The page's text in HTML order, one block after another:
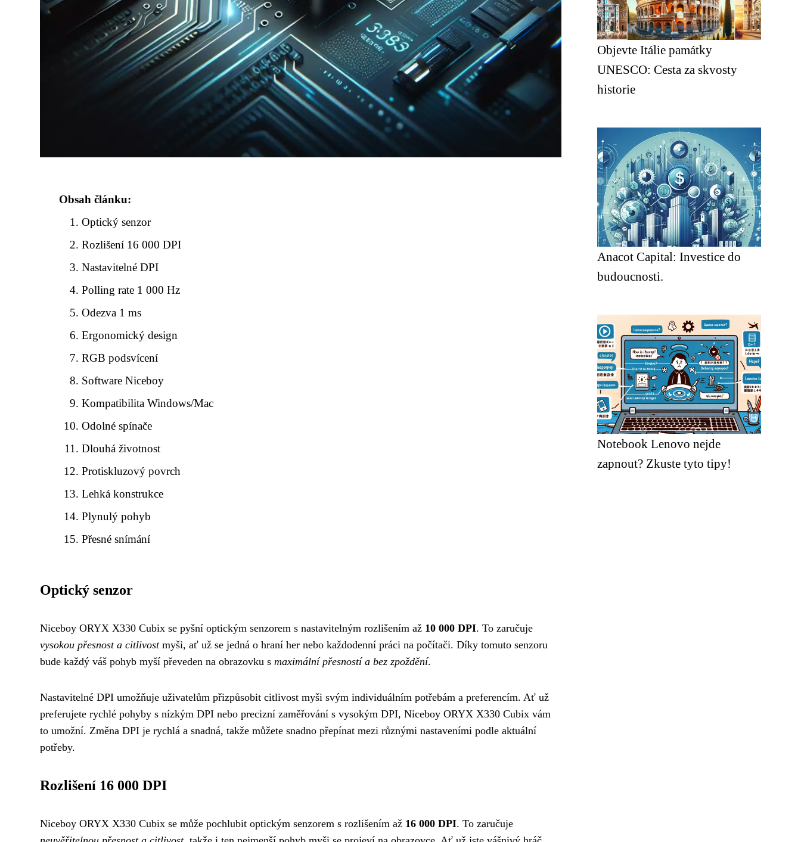
Obsah článku:
Optický senzor
Rozlišení 16 000 DPI
Nastavitelné DPI
Polling rate 1 000 Hz
Odezva 1 ms
Ergonomický design
RGB podsvícení
Software Niceboy
Kompatibilita Windows/Mac
Odolné spínače
Dlouhá životnost
Protiskluzový povrch
Lehká konstrukce
Plynulý pohyb
Přesné snímání
Optický senzor
Niceboy ORYX X330 Cubix se pyšní optickým senzorem s nastavitelným rozlišením až 10 000 DPI. To zaručuje
vysokou přesnost a citlivostmyši, ať už se jedná o hraní her nebo každodenní práci na počítači. Díky tomuto senzoru
bude každý váš pohyb myší převeden na obrazovku s maximální přesností a bez zpoždění.
Nastavitelné DPI umožňuje uživatelům přizpůsobit citlivost myši svým individuálním potřebám a preferencím. Ať už
preferujete rychlé pohyby s nízkým DPI nebo precizní zaměřování s vysokým DPI, Niceboy ORYX X330 Cubix vám
to umožní. Změna DPI je rychlá a snadná, takže můžete snadno přepínat mezi různými nastaveními podle aktuální
potřeby.
Rozlišení 16 000 DPI
Niceboy ORYX X330 Cubix se může pochlubit optickým senzorem s rozlišením až 16 000 DPI. To zaručuje
Objevte Itálie památky
UNESCO: Cesta za skvosty
historie
Anacot Capital: Investice do
budoucnosti.
Notebook Lenovo nejde
zapnout? Zkuste tyto tipy!